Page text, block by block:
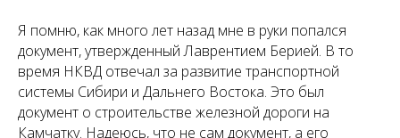
Я помню, как много лет назад мне в руки попался
документ, утвержденный Лаврентием Берией. В то
время НКВД отвечал за развитие транспортной
системы Сибири и Дальнего Востока. Это был
документ о строительстве железной дороги на
Камчатку. Надеюсь, что не сам документ, а его